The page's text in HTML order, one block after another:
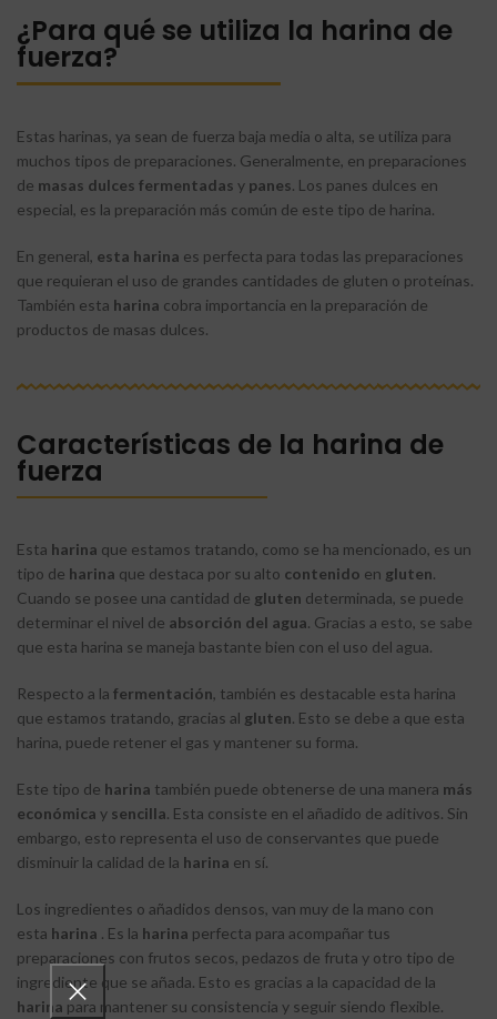
¿Para qué se utiliza la harina de
fuerza?
Estas harinas, ya sean de fuerza baja media o alta, se utiliza para
muchos tipos de preparaciones. Generalmente, en preparaciones
de masas dulces fermentadas y panes. Los panes dulces en
especial, es la preparación más común de este tipo de harina.
En general, esta harina es perfecta para todas las preparaciones
que requieran el uso de grandes cantidades de gluten o proteínas.
También esta harina cobra importancia en la preparación de
productos de masas dulces.
Características de la harina de
fuerza
Esta harina que estamos tratando, como se ha mencionado, es un
tipo de harina que destaca por su alto contenido en gluten.
Cuando se posee una cantidad de gluten determinada, se puede
determinar el nivel de absorción del agua. Gracias a esto, se sabe
que esta harina se maneja bastante bien con el uso del agua.
Respecto a la fermentación, también es destacable esta harina
que estamos tratando, gracias al gluten. Esto se debe a que esta
harina, puede retener el gas y mantener su forma.
Este tipo de harina también puede obtenerse de una manera más
económica y sencilla. Esta consiste en el añadido de aditivos. Sin
embargo, esto representa el uso de conservantes que puede
disminuir la calidad de la harina en sí.
Los ingredientes o añadidos densos, van muy de la mano con
esta harina . Es la harina perfecta para acompañar tus
preparaciones con frutos secos, pedazos de fruta y otro tipo de
ingrediente que se añada. Esto es gracias a la capacidad de la
harina para mantener su consistencia y seguir siendo flexible.